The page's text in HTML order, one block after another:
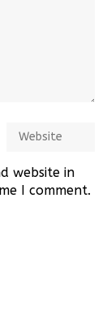
website in
I comment.